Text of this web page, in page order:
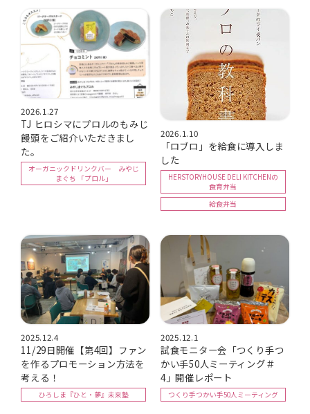
2026.1.27
TJ ヒロシマにプロルのもみじ
饅頭をご紹介いただきまし
た。
オーガニックドリンクバー みやじ
まぐち 「プロル」
2026.1.10
「ロブロ」を給食に導入しま
した
HERSTORYHOUSE DELI KITCHENの
食育弁当
給食弁当
2025.12.4
11/29日開催【第4回】ファン
を作るプロモーション方法を
考える！
ひろしま『ひと・夢』未来塾
2025.12.1
試食モニター会「つくり手つ
かい手50人ミーティング＃
4」開催レポート
つくり手つかい手50人ミーティング